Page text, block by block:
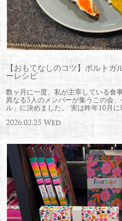
【おもてなしのコツ】ポルトガ
ーレシピ
数ヶ月に一度、私が主宰している食
異なる5人のメンバーが集うこの会
ル」に決めました。 実は昨年10月
2026.02.25 Wed